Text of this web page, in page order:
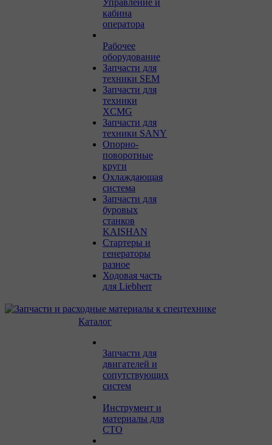
Управление и
кабина
оператора
Рабочее
оборудование
Запчасти для
техники SEM
Запчасти для
техники
XCMG
Запчасти для
техники SANY
Опорно-
поворотные
круги
Охлаждающая
система
Запчасти для
буровых
станков
KAISHAN
Стартеры и
генераторы
разное
Ходовая часть
для Liebherr
Каталог
Запчасти для
двигателей и
сопутствующих
систем
Инструмент и
материалы для
СТО